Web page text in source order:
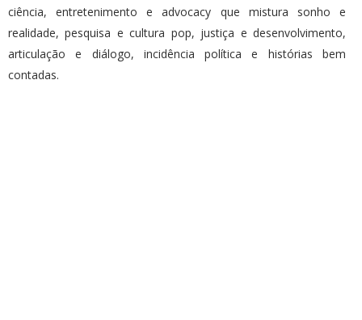
ciência, entretenimento e advocacy que mistura sonho e
realidade, pesquisa e cultura pop, justiça e desenvolvimento,
articulação e diálogo, incidência política e histórias bem
contadas.